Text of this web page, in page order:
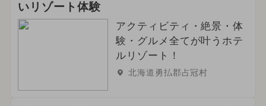
いリゾート体験
アクティビティ・絶景・体
験・グルメ全てが叶うホテ
ルリゾート！
北海道勇払郡占冠村